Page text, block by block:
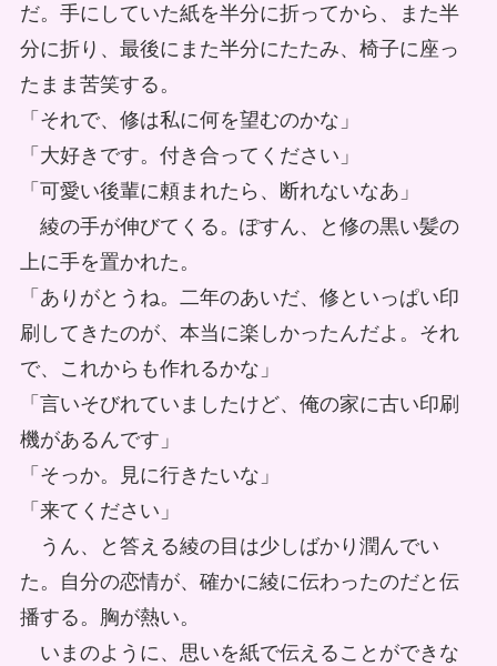
だ。手にしていた紙を半分に折ってから、また半
分に折り、最後にまた半分にたたみ、椅子に座っ
たまま苦笑する。
「それで、修は私に何を望むのかな」
「大好きです。付き合ってください」
「可愛い後輩に頼まれたら、断れないなあ」
綾の手が伸びてくる。ぽすん、と修の黒い髪の
上に手を置かれた。
「ありがとうね。二年のあいだ、修といっぱい印
刷してきたのが、本当に楽しかったんだよ。それ
で、これからも作れるかな」
「言いそびれていましたけど、俺の家に古い印刷
機があるんです」
「そっか。見に行きたいな」
「来てください」
うん、と答える綾の目は少しばかり潤んでい
た。自分の恋情が、確かに綾に伝わったのだと伝
播する。胸が熱い。
いまのように、思いを紙で伝えることができな